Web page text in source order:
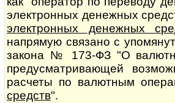
электронных денежных
электронных денежных
напрямую связано с
закона № 173-ФЗ "О
предусматривающей
расчеты по валютным
средств".